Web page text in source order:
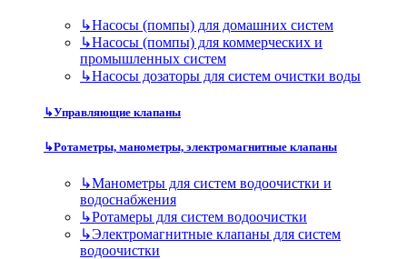
↳Насосы (помпы) для домашних систем
↳Насосы (помпы) для коммерческих и
промышленных систем
↳Насосы дозаторы для систем очистки воды
↳Управляющие клапаны
↳Ротаметры, манометры, электромагнитные клапаны
↳Манометры для систем водоочистки и
водоснабжения
↳Ротамеры для систем водоочистки
↳Электромагнитные клапаны для систем
водоочистки